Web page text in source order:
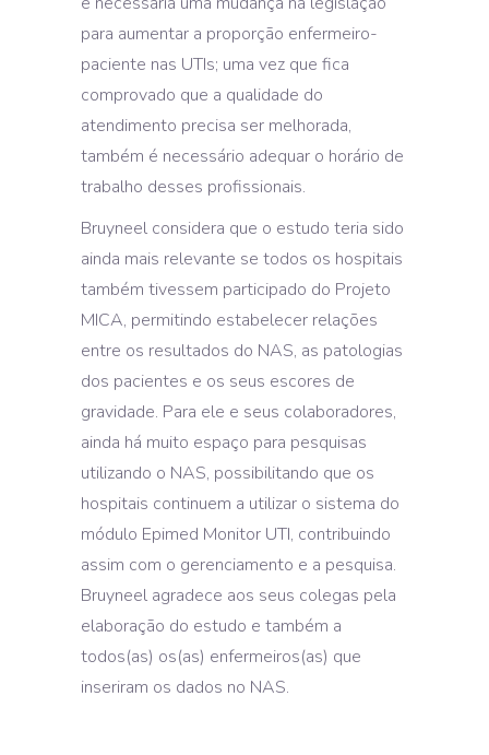
para aumentar a proporção enfermeiro-
paciente nas UTIs; uma vez que fica
comprovado que a qualidade do
atendimento precisa ser melhorada,
também é necessário adequar o horário de
trabalho desses profissionais.
Bruyneel considera que o estudo teria sido
ainda mais relevante se todos os hospitais
também tivessem participado do Projeto
MICA, permitindo estabelecer relações
entre os resultados do NAS, as patologias
dos pacientes e os seus escores de
gravidade. Para ele e seus colaboradores,
ainda há muito espaço para pesquisas
utilizando o NAS, possibilitando que os
hospitais continuem a utilizar o sistema do
módulo Epimed Monitor UTI, contribuindo
assim com o gerenciamento e a pesquisa.
Bruyneel agradece aos seus colegas pela
elaboração do estudo e também a
todos(as) os(as) enfermeiros(as) que
inseriram os dados no NAS.